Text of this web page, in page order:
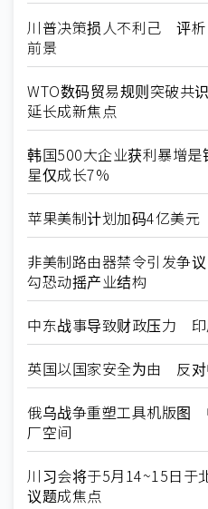
川普决策损人不利己 评
前景
WTO数码贸易规则突破
延长成新焦点
韩国500大企业获利暴增
星仅成长7%
苹果美制计划加码4亿美
非美制路由器禁令引发争
勾恐动摇产业结构
中东战事导致财政压力
英国以国家安全为由 反
俄乌战争重塑工具机版图
厂空间
川习会将于5月14~15日
议题成焦点